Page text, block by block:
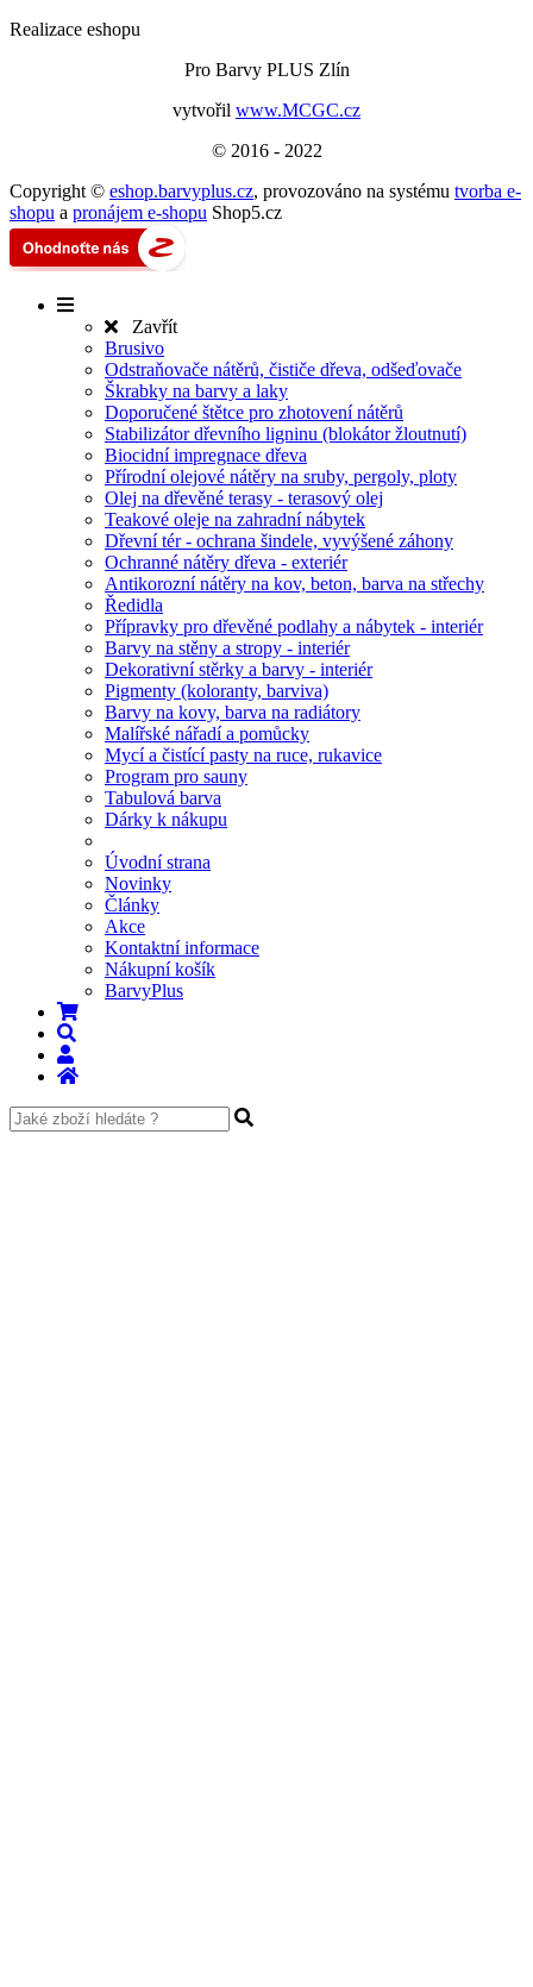
Realizace eshopu
Pro Barvy PLUS Zlín
vytvořil www.MCGC.cz
© 2016 - 2022
Copyright © eshop.barvyplus.cz, provozováno na systému tvorba e-
shopu a pronájem e-shopu Shop5.cz
Zavřít
Brusivo
Odstraňovače nátěrů, čističe dřeva, odšeďovače
Škrabky na barvy a laky
Doporučené štětce pro zhotovení nátěrů
Stabilizátor dřevního ligninu (blokátor žloutnutí)
Biocidní impregnace dřeva
Přírodní olejové nátěry na sruby, pergoly, ploty
Olej na dřevěné terasy - terasový olej
Teakové oleje na zahradní nábytek
Dřevní tér - ochrana šindele, vyvýšené záhony
Ochranné nátěry dřeva - exteriér
Antikorozní nátěry na kov, beton, barva na střechy
Ředidla
Přípravky pro dřevěné podlahy a nábytek - interiér
Barvy na stěny a stropy - interiér
Dekorativní stěrky a barvy - interiér
Pigmenty (koloranty, barviva)
Barvy na kovy, barva na radiátory
Malířské nářadí a pomůcky
Mycí a čistící pasty na ruce, rukavice
Program pro sauny
Tabulová barva
Dárky k nákupu
Úvodní strana
Novinky
Články
Akce
Kontaktní informace
Nákupní košík
BarvyPlus